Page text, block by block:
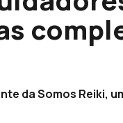
da Somos Reiki,